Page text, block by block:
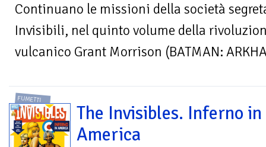
Continuano le missioni della società
Invisibili, nel quinto volume della
vulcanico Grant Morrison (BATMAN:
FUMETTI
The Invisibles. Inferno in
America